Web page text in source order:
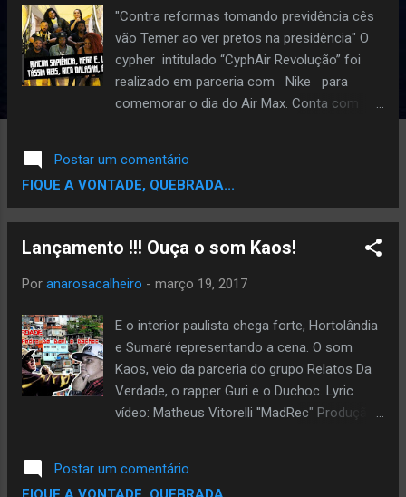
"Contra reformas tomando previdência cês
vão Temer ao ver pretos na presidência" O
cypher intitulado “CyphAir Revolução” foi
realizado em parceria com Nike para
comemorar o dia do Air Max. Conta com
Lívia Cruz brincando com as palavras, Tássia
Reis mostrando o porque tem sido
unânimidade na classificação de MC
mostrando como chega a 'bicha do jogo',
Aori chegando na levada old school, e Amiri,
produção ficou por conta da Casa 1
Produtora . Confira o som:
Postar um comentário
FIQUE A VONTADE, QUEBRADA...
Lançamento !!! Ouça o som Kaos!
Por anarosacalheiro - março 19, 2017
E o interior paulista chega forte, Hortolândia
e Sumaré representando a cena. O som
Kaos, veio da parceria do grupo Relatos Da
Verdade, o rapper Guri e o Duchoc. Lyric
vídeo: Matheus Vitorelli ''MadRec" Produção:
Postar um comentário